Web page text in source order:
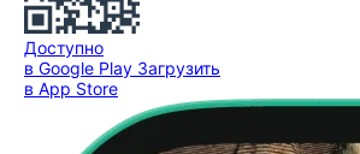
Доступно
в Google Play Загрузить
в App Store